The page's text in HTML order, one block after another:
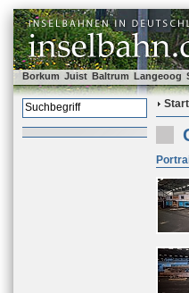
Borkum Juist Baltrum Langeoog
Start